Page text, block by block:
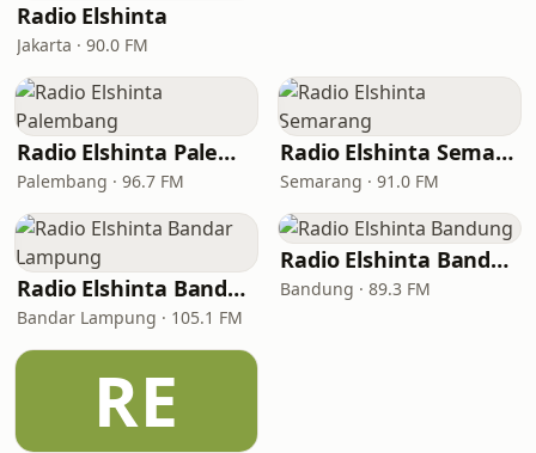
Radio Elshinta
Jakarta · 90.0 FM
Radio Elshinta Palembang
Palembang · 96.7 FM
Radio Elshinta Semarang
Semarang · 91.0 FM
Radio Elshinta Bandar Lampung
Bandar Lampung · 105.1 FM
Radio Elshinta Bandung
Bandung · 89.3 FM
RE